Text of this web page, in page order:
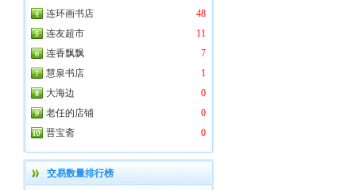
连环画书店
48
连友超市
11
连香飘飘
7
慧泉书店
1
大海边
0
老任的店铺
0
晋宝斋
0
交易数量排行榜